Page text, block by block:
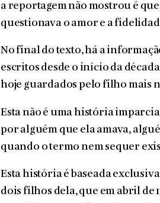
a reportagem não mostrou é
questionava o amor e a
No final do texto, há a
escritos desde o início da
hoje guardados pelo filho mais
Esta não é uma história
por alguém que ela amava,
quando o termo nem sequer
Esta história é baseada
dois filhos dela, que em abril de